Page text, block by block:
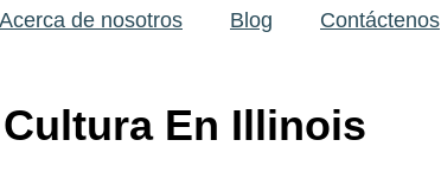
Acerca de nosotros Blog
Contáctenos
En Illinois